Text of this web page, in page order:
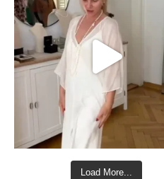
Load More...